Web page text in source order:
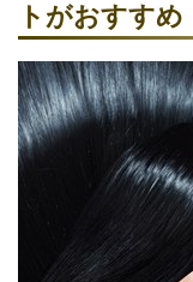
トがおすすめ